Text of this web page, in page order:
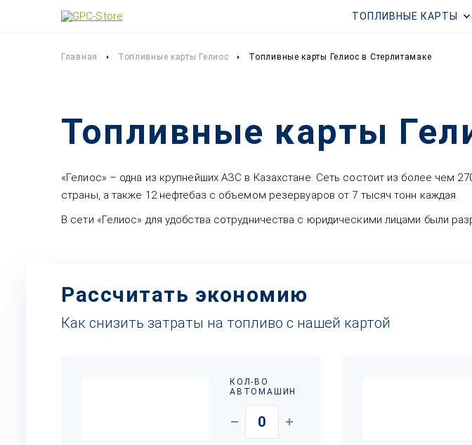
ТОПЛИВНЫЕ КАРТЫ
Главная Топливные карты Гелиос Топливные карты Гелиос в Стерлитамаке
Топливные карты
«Гелиос» – одна из крупнейших АЗС в Казахстане. Сеть состоит из более чем
страны, а также 12 нефтебаз с объемом резервуаров от 7 тысяч тонн каждая.
В сети «Гелиос» для удобства сотрудничества с юридическими лицами были
Рассчитать экономию
Как снизить затраты на топливо с нашей картой
КОЛ-ВО
АВТОМАШИН